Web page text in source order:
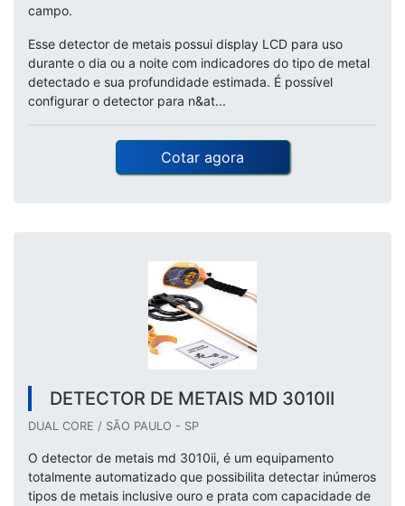
campo.
Esse detector de metais possui display LCD para uso
durante o dia ou a noite com indicadores do tipo de metal
detectado e sua profundidade estimada. É possível
configurar o detector para n&at...
Cotar agora
DETECTOR DE METAIS MD 3010II
DUAL CORE / SÃO PAULO - SP
O detector de metais md 3010ii, é um equipamento
totalmente automatizado que possibilita detectar inúmeros
tipos de metais inclusive ouro e prata com capacidade de